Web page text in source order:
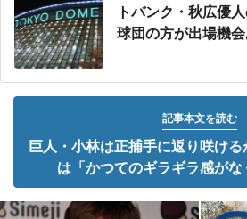
トバンク・秋広優
球団の方が出場機
記事本文を読む
巨人・小林は正捕手に返り咲け
は「かつてのギラギラ感がな